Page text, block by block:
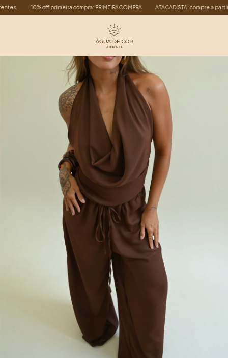
off primeira compra: PRIMEIRACOMPRA ATACADISTA: compre a partir de 6